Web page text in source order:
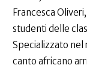
Francesca
studenti delle
Specializzato
canto africano